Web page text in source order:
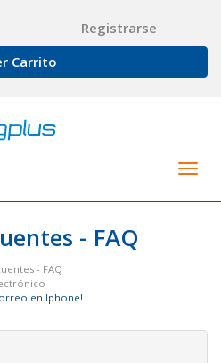
Registrarse
Carrito
- FAQ
- FAQ
en Iphone!